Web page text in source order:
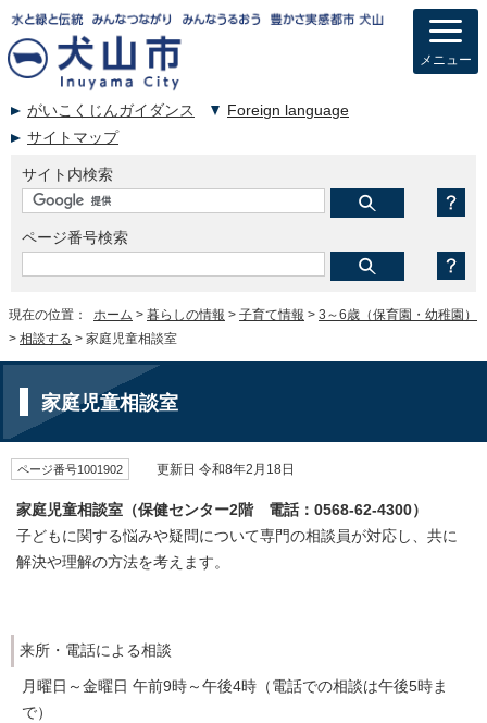
がいこくじんガイダンス
Foreign language
サイトマップ
サイト内検索
ページ番号検索
メニュー
現在の位置： ホーム > 暮らしの情報 > 子育て情報 > 3～6歳（保育園・幼稚園）
> 相談する > 家庭児童相談室
家庭児童相談室
ページ番号1001902 更新日 令和8年2月18日
家庭児童相談室（保健センター2階 電話：0568-62-4300）
子どもに関する悩みや疑問について専門の相談員が対応し、共に
解決や理解の方法を考えます。
来所・電話による相談
月曜日～金曜日 午前9時～午後4時（電話での相談は午後5時ま
で）